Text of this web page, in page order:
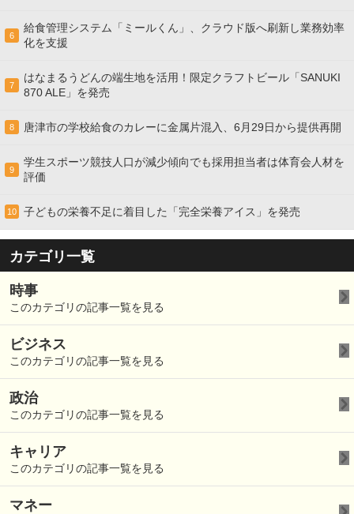
6
給食管理システム「ミールくん」、クラウド版へ刷新し業務効率
化を支援
7
はなまるうどんの端生地を活用！限定クラフトビール「SANUKI
870 ALE」を発売
8 唐津市の学校給食のカレーに金属片混入、6月29日から提供再開
9
学生スポーツ競技人口が減少傾向でも採用担当者は体育会人材を
評価
10 子どもの栄養不足に着目した「完全栄養アイス」を発売
カテゴリ一覧
時事
このカテゴリの記事一覧を見る
ビジネス
このカテゴリの記事一覧を見る
政治
このカテゴリの記事一覧を見る
キャリア
このカテゴリの記事一覧を見る
マネー